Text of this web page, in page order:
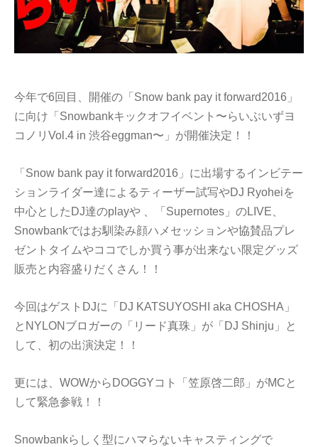
今年で6回目、開催の「Snow bank pay it forward2016」
に向け「Snowbankキックオフイベント〜らいぶいずヨ
コノリVol.4 in 渋谷eggman〜」が開催決定！！
「Snow bank pay it forward2016」に出場するインビテー
ションライダー達によるティーザー試写やDJ Ryoheiを
中心としたDJ達のplayや 、「Supernotes」のLIVE、
Snowbankではお馴染み顔ハメセッションや協賛品プレ
ゼントタイムやココでしか買う事が出来ない限定グッズ
販売と内容盛りだくさん！！
今回はゲストDJに「DJ KATSUYOSHI aka CHOSHA」
とNYLONブロガーの「リード真珠」が「DJ Shinju」と
して、初の出演決定！！
更には、WOWからDOGGYコト「笠原啓二郎」がMCと
して緊急参戦！！
Snowbankらしく型にハマらないキャスティングで